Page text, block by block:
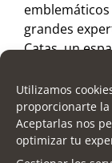
Utilizamos
proporcionarte
Aceptarlas nos
optimizar tu
emblemáticos
grandes
Catas, un
enología.
aficionados
la riqueza y
cerveza,
aprendiendo